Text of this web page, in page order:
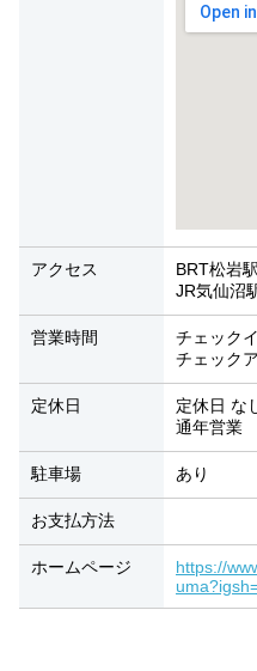
アクセス
BRT松岩
JR気仙沼
営業時間
チェッ
チェック
定休日
定休日 な
通年営業
駐車場 あり
お支払方法
ホームページ
https://